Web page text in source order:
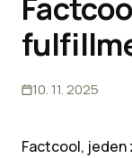
10. 11. 2025
Factcool, jeden